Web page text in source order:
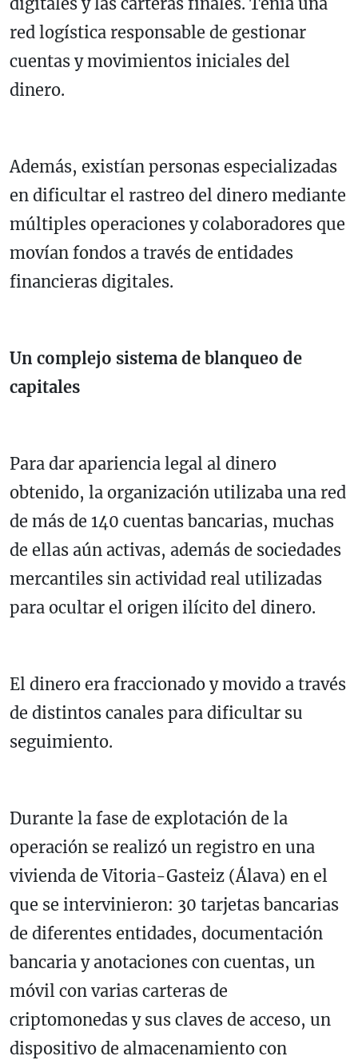
red logística responsable de gestionar
cuentas y movimientos iniciales del
dinero.
Además, existían personas especializadas
en dificultar el rastreo del dinero mediante
múltiples operaciones y colaboradores que
movían fondos a través de entidades
financieras digitales.
Un complejo sistema de blanqueo de
capitales
Para dar apariencia legal al dinero
obtenido, la organización utilizaba una red
de más de 140 cuentas bancarias, muchas
de ellas aún activas, además de sociedades
mercantiles sin actividad real utilizadas
para ocultar el origen ilícito del dinero.
El dinero era fraccionado y movido a través
de distintos canales para dificultar su
seguimiento.
Durante la fase de explotación de la
operación se realizó un registro en una
vivienda de Vitoria-Gasteiz (Álava) en el
que se intervinieron: 30 tarjetas bancarias
de diferentes entidades, documentación
bancaria y anotaciones con cuentas, un
móvil con varias carteras de
criptomonedas y sus claves de acceso, un
dispositivo de almacenamiento con